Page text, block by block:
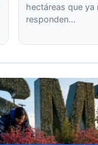
hectáreas que ya
responden…